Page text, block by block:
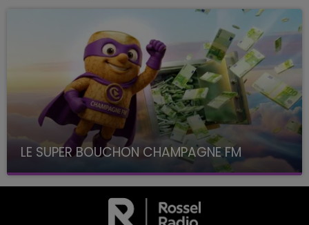
LE SUPER BOUCHON CHAMPAGNE FM
avec La Famille Champagne FM, à 8H10